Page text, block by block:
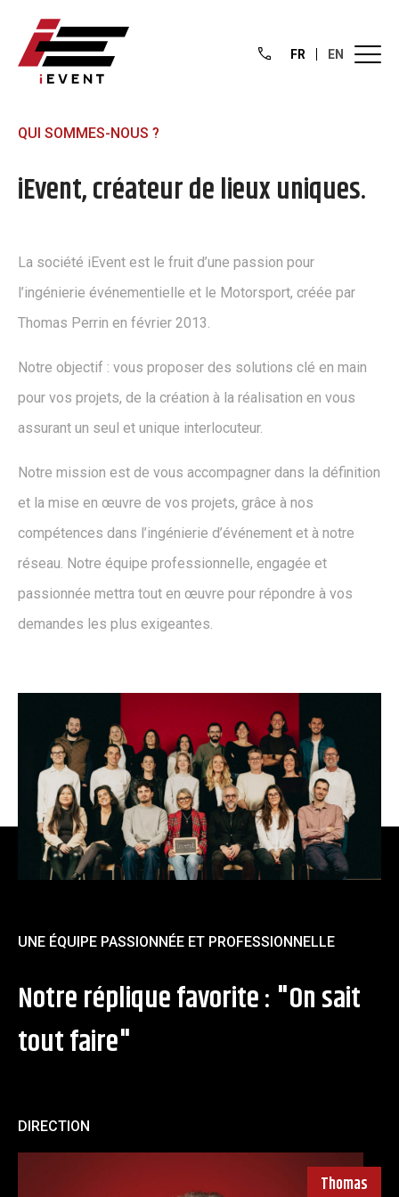
FR EN
QUI SOMMES-NOUS ?
iEvent, créateur de lieux uniques.
La société iEvent est le fruit d’une passion pour
l’ingénierie événementielle et le Motorsport, créée par
Thomas Perrin en février 2013.
Notre objectif : vous proposer des solutions clé en main
pour vos projets, de la création à la réalisation en vous
assurant un seul et unique interlocuteur.
Notre mission est de vous accompagner dans la définition
et la mise en œuvre de vos projets, grâce à nos
compétences dans l’ingénierie d’événement et à notre
réseau. Notre équipe professionnelle, engagée et
passionnée mettra tout en œuvre pour répondre à vos
demandes les plus exigeantes.
UNE ÉQUIPE PASSIONNÉE ET PROFESSIONNELLE
Notre réplique favorite : "On sait
tout faire"
DIRECTION
Thomas